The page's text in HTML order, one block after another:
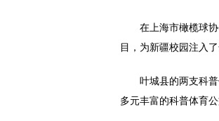
在上海市橄榄球
目，为新疆校园注入了
叶城县的两支科
多元丰富的科普体育公